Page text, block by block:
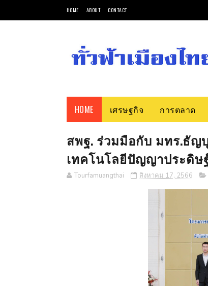
HOME ABOUT CONTACT
HOME เศรษฐกิจ การตลาด
สพฐ. ร่วมมือกับ มทร.ธั
เทคโนโลยีปัญญาประดิษ
Tourfamuangthai สิงหาคม 17, 2566